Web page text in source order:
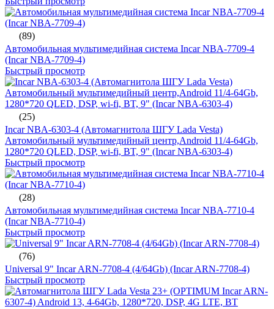
(89)
Автомобильная мультимедийная система Incar NBA-7709-4
(Incar NBA-7709-4)
Быстрый просмотр
(25)
Incar NBA-6303-4 (Автомагнитола ШГУ Lada Vesta)
Автомобильный мультимедийный центр,Android 11/4-64Gb,
1280*720 QLED, DSP, wi-fi, BT, 9" (Incar NBA-6303-4)
Быстрый просмотр
(28)
Автомобильная мультимедийная система Incar NBA-7710-4
(Incar NBA-7710-4)
Быстрый просмотр
(76)
Universal 9" Incar ARN-7708-4 (4/64Gb) (Incar ARN-7708-4)
Быстрый просмотр